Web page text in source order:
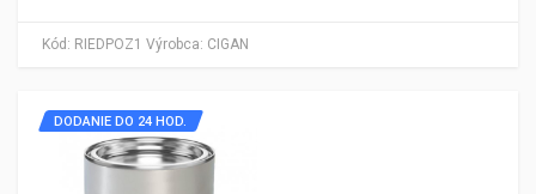
Kód: RIEDPOZ1 Výrobca: CIGAN
DODANIE DO 24 HOD.